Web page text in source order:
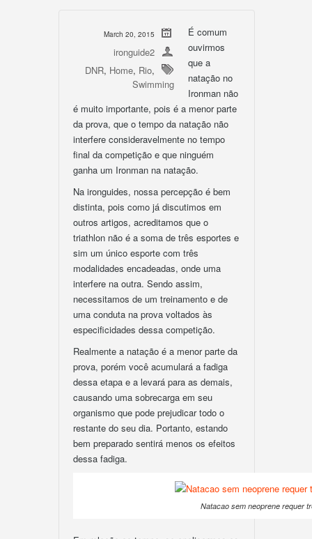
March 20, 2015
ironguide2
DNR, Home, Rio,
Swimming
É comum
ouvirmos
que a
natação no
Ironman não
é muito importante, pois é a menor parte
da prova, que o tempo da natação não
interfere consideravelmente no tempo
final da competição e que ninguém
ganha um Ironman na natação.
Na ironguides, nossa percepção é bem
distinta, pois como já discutimos em
outros artigos, acreditamos que o
triathlon não é a soma de três esportes e
sim um único esporte com três
modalidades encadeadas, onde uma
interfere na outra. Sendo assim,
necessitamos de um treinamento e de
uma conduta na prova voltados às
especificidades dessa competição.
Realmente a natação é a menor parte da
prova, porém você acumulará a fadiga
dessa etapa e a levará para as demais,
causando uma sobrecarga em seu
organismo que pode prejudicar todo o
restante do seu dia. Portanto, estando
bem preparado sentirá menos os efeitos
dessa fadiga.
Natacao sem neoprene requer